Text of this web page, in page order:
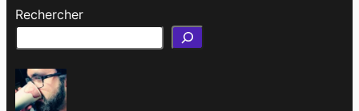
c
e
Rechercher